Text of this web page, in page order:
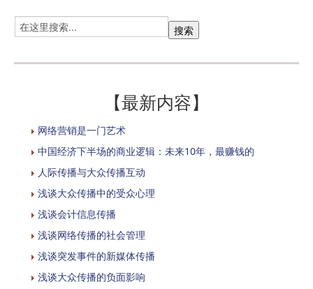
【最新内容】
网络营销是一门艺术
中国经济下半场的商业逻辑：未来10年，最赚钱的
人际传播与大众传播互动
浅谈大众传播中的受众心理
浅谈会计信息传播
浅谈网络传播的社会管理
浅谈突发事件的新媒体传播
浅谈大众传播的负面影响